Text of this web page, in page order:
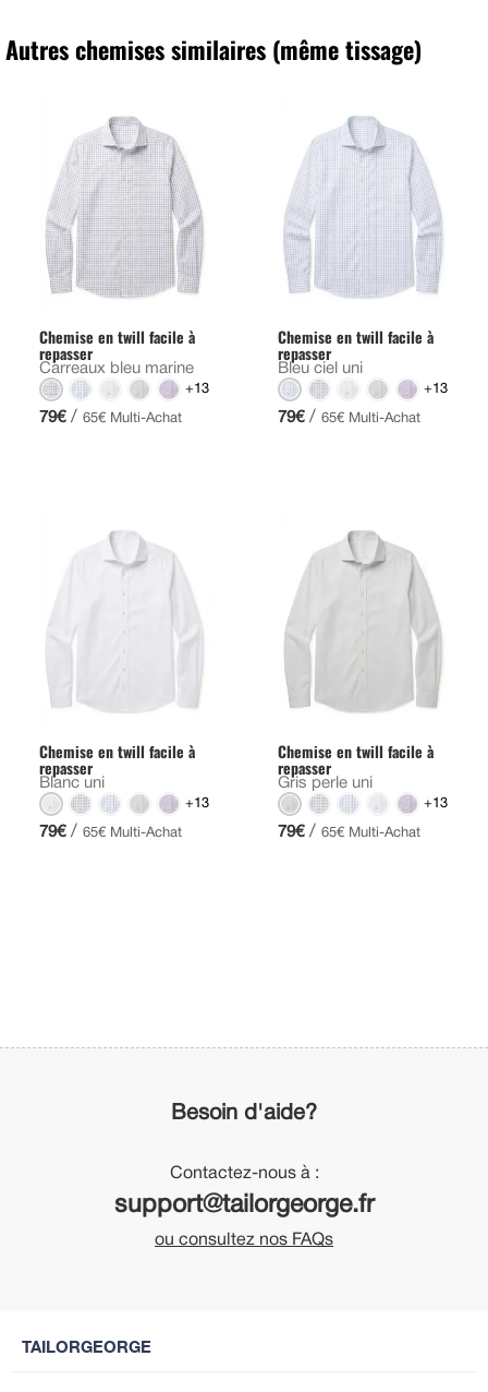
Autres chemises similaires (même tissage)
Chemise en twill facile à
repasser
Carreaux bleu marine
+13
79€ / 65€ Multi-Achat
Chemise en twill facile à
repasser
Bleu ciel uni
+13
79€ / 65€ Multi-Achat
Chemise en twill facile à
repasser
Blanc uni
+13
79€ / 65€ Multi-Achat
Chemise en twill facile à
repasser
Gris perle uni
+13
79€ / 65€ Multi-Achat
Besoin d'aide?
Contactez-nous à :
support@tailorgeorge.fr
ou consultez nos FAQs
TAILORGEORGE